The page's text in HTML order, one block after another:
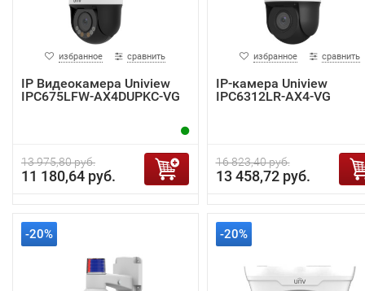
избранное сравнить
IP Видеокамера Uniview
IPC675LFW-AX4DUPKC-VG
13 975,80 руб.
11 180,64 руб.
избранное сравнить
IP-камера Uniview
IPC6312LR-AX4-VG
16 823,40 руб.
13 458,72 руб.
-20% -20%